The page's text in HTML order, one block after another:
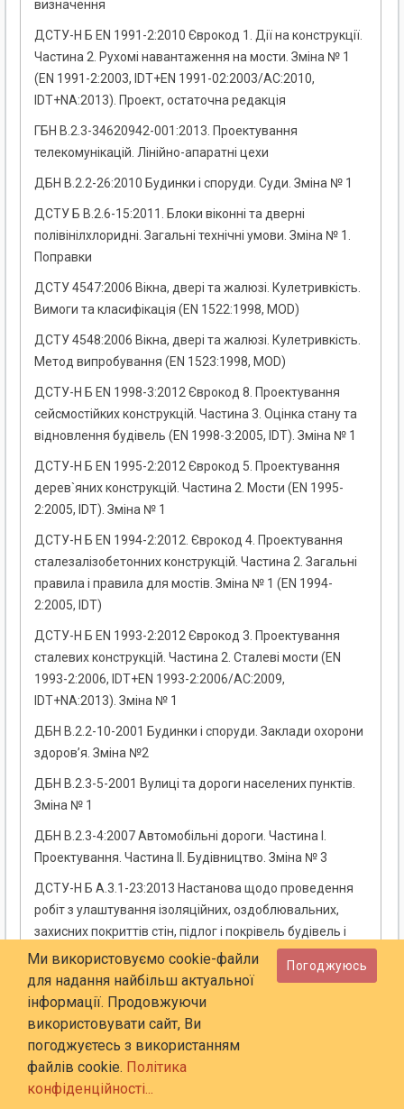
визначення
ДСТУ-Н Б EN 1991-2:2010 Єврокод 1. Дії на конструкції.
Частина 2. Рухомі навантаження на мости. Зміна № 1
(EN 1991-2:2003, IDТ+EN 1991-02:2003/АС:2010,
IDТ+NA:2013). Проект, остаточна редакція
ГБН В.2.3-34620942-001:2013. Проектування
телекомунікацій. Лінійно-апаратні цехи
ДБН В.2.2-26:2010 Будинки і споруди. Суди. Зміна № 1
ДСТУ Б В.2.6-15:2011. Блоки віконні та дверні
полівінілхлоридні. Загальні технічні умови. Зміна № 1.
Поправки
ДСТУ 4547:2006 Вікна, двері та жалюзі. Кулетривкість.
Вимоги та класифікація (EN 1522:1998, MOD)
ДСТУ 4548:2006 Вікна, двері та жалюзі. Кулетривкість.
Метод випробування (EN 1523:1998, MOD)
ДСТУ-Н Б EN 1998-3:2012 Єврокод 8. Проектування
сейсмостійких конструкцій. Частина 3. Оцінка стану та
відновлення будівель (EN 1998-3:2005, IDT). Зміна № 1
ДСТУ-Н Б EN 1995-2:2012 Єврокод 5. Проектування
дерев`яних конструкцій. Частина 2. Мости (EN 1995-
2:2005, IDT). Зміна № 1
ДСТУ-Н Б EN 1994-2:2012. Єврокод 4. Проектування
сталезалізобетонних конструкцій. Частина 2. Загальні
правила і правила для мостів. Зміна № 1 (EN 1994-
2:2005, IDT)
ДСТУ-Н Б EN 1993-2:2012 Єврокод 3. Проектування
сталевих конструкцій. Частина 2. Сталеві мости (EN
1993-2:2006, IDT+EN 1993-2:2006/AC:2009,
IDT+NA:2013). Зміна № 1
ДБН В.2.2-10-2001 Будинки і споруди. Заклади охорони
здоров’я. Зміна №2
ДБН В.2.3-5-2001 Вулиці та дороги населених пунктів.
Зміна № 1
ДБН В.2.3-4:2007 Автомобільні дороги. Частина І.
Проектування. Частина II. Будівництво. Зміна № 3
ДСТУ-Н Б А.3.1-23:2013 Настанова щодо проведення
робіт з улаштування ізоляційних, оздоблювальних,
захисних покриттів стін, підлог і покрівель будівель і
споруд (СНиП 3.04.01-87, MOD)
ДСТУ Б В.2.6-15:2011. Блоки віконні та дверні
полівінілхлоридні. Загальні технічні умови. Зміна №1
ГБН В.2.3-37641918-553:2013. Мости та труби.
Сталезалізобетонні конструкції
ДСТУ ЕNV 1627:2004 Вікна, двері та жалюзі. Тривкість
Ми використовуємо cookie-файли
для надання найбільш актуальної
інформації. Продовжуючи
використовувати сайт, Ви
погоджуєтесь з використанням
файлів cookie. Політика
конфіденційності...
Погоджуюсь